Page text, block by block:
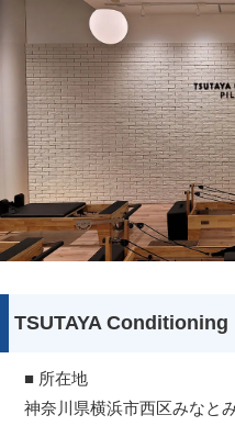
TSUTAYA Conditioning
■ 所在地
神奈川県横浜市西区みなと